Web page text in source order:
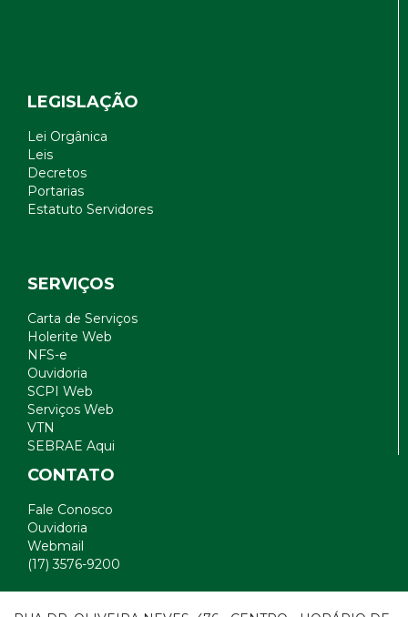
LEGISLAÇÃO
Lei Orgânica
Leis
Decretos
Portarias
Estatuto Servidores
SERVIÇOS
Carta de Serviços
Holerite Web
NFS-e
Ouvidoria
SCPI Web
Serviços Web
VTN
SEBRAE Aqui
CONTATO
Fale Conosco
Ouvidoria
Webmail
(17) 3576-9200